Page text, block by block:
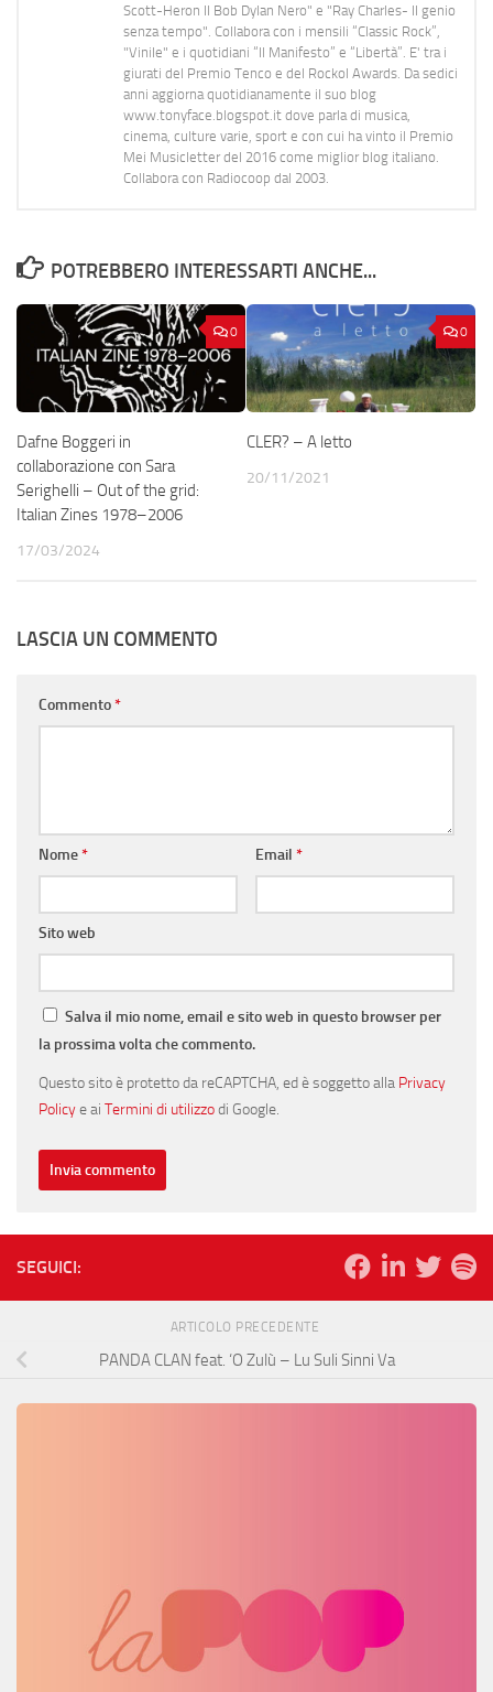
Scott-Heron Il Bob Dylan Nero" e "Ray Charles- Il genio
senza tempo". Collabora con i mensili “Classic Rock”,
"Vinile" e i quotidiani “Il Manifesto” e “Libertà”. E' tra i
giurati del Premio Tenco e del Rockol Awards. Da sedici
anni aggiorna quotidianamente il suo blog
www.tonyface.blogspot.it dove parla di musica,
cinema, culture varie, sport e con cui ha vinto il Premio
Mei Musicletter del 2016 come miglior blog italiano.
Collabora con Radiocoop dal 2003.
POTREBBERO INTERESSARTI ANCHE...
0
Dafne Boggeri in
collaborazione con Sara
Serighelli – Out of the grid:
Italian Zines 1978–2006
17/03/2024
0
CLER? – A letto
20/11/2021
LASCIA UN COMMENTO
Commento*
Nome* Email *
Sito web
Salva il mio nome, email e sito web in questo browser per
la prossima volta che commento.
Questo sito è protetto da reCAPTCHA, ed è soggetto alla Privacy
Policye ai Termini di utilizzodi Google.
SEGUICI:
ARTICOLO PRECEDENTE
PANDA CLAN feat. ‘O Zulù – Lu Suli Sinni Va